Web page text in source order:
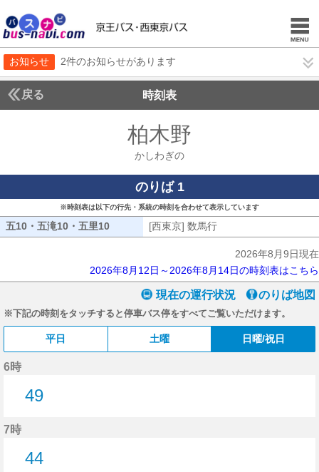
お知らせ 2件のお知らせがあります
戻る 時刻表
柏木野
かしわぎの
のりば 1
※時刻表は以下の行先・系統の時刻を合わせて表示しています
五10・五滝10・五里10 五10・五滝10・五里10
[西東京] 数馬行
2026年8月9日現在
2026年8月12日～2026年8月14日の時刻表はこちら
現在の運行状況 のりば地図
※下記の時刻をタッチすると停車バス停をすべてご覧いただけます。
平日 土曜 日曜/祝日
6時
49
7時
44